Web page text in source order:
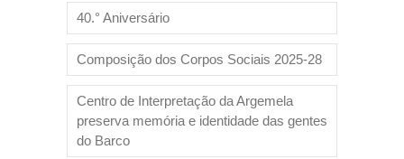
40.° Aniversário
Composição dos Corpos Sociais 2025-28
Centro de Interpretação da Argemela
preserva memória e identidade das gentes
do Barco